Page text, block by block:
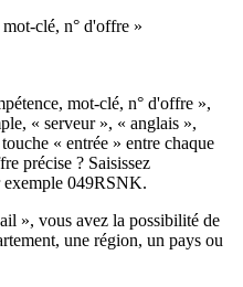
clé, n° d'offre »
mot-clé, n° d'offre »,
« serveur », « anglais »,
« entrée » entre chaque
précise ? Saisissez
exemple 049RSNK.
», vous avez la possibilité de
une région, un pays ou